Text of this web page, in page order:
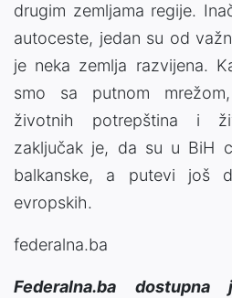
drugim zemljama regije.
autoceste, jedan su od
je neka zemlja razvijena.
smo sa putnom
životnih potrepština i
zaključak je, da su u BiH
balkanske, a putevi još
evropskih.
federalna.ba
Federalna.ba